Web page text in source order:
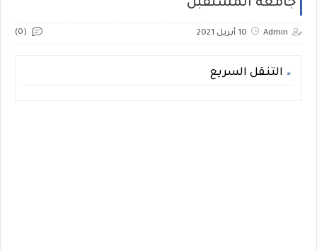
جامعة المستقبل
Admin 10 أبريل 2021 (0)
التنقل السريع